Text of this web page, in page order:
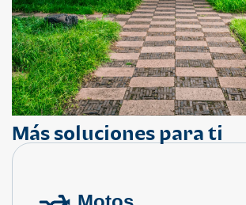
Más soluciones para ti